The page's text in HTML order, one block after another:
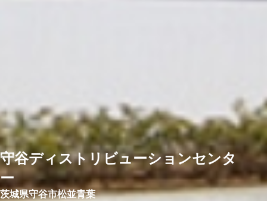
守谷ディストリビューションセンタ
ー
茨城県守谷市松並青葉